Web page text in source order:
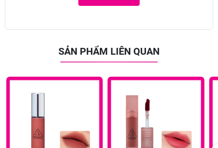
Cherry Fluff (Hồng San Hô)
Mauvbrown (Hồng Khô)
Ưu thế nổi bật:
SẢN PHẨM LIÊN QUAN